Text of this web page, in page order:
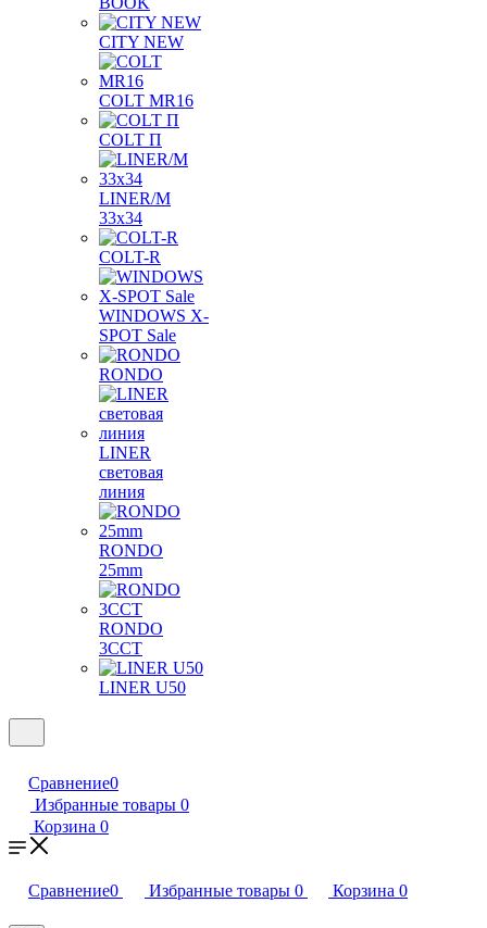
CITY NEW
COLT MR16
COLT П
LINER/М
33х34
COLT-R
WINDOWS X-
SPOT Sale
RONDO
LINER
световая
линия
RONDO
25mm
RONDO
3CCT
LINER U50
Сравнение0
Избранные товары 0
Корзина 0
Сравнение0 Избранные товары 0 Корзина 0